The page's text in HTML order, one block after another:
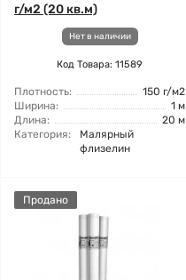
г/м2 (20 кв.м)
Нет в наличии
Код Товара: 11589
Плотность:
150 г/м2
Ширина:
1 м
Длина:
20 м
Категория:
Малярный
флизелин
Продано